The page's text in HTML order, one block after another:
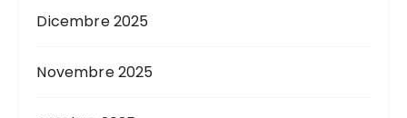
Dicembre 2025
Novembre 2025